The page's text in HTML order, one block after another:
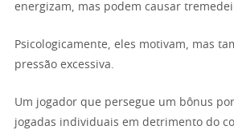
energizam, mas podem causar
Psicologicamente, eles motivam, mas
pressão excessiva.
Um jogador que persegue um bônus
jogadas individuais em detrimento do